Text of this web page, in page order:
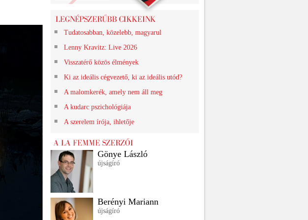
Tudatosabban, közelebb, magyarul
Lenny Kravitz: Live 2026
Visszatérő közös élmények
Ki az ideális cégvezető, ki az ideális utód?
A malomkerék, amely nem áll meg
A kudarc pszichológiája
A szerelem írója, ihletője
Gönye László
újságíró
Berényi Mariann
újságíró